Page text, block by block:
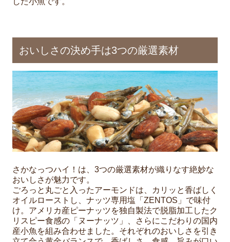
おいしさの決め手は3つの厳選素材
さかなっつハイ！は、3つの厳選素材が織りなす絶妙な
おいしさが魅力です。
ごろっと丸ごと入ったアーモンドは、カリッと香ばしく
オイルローストし、ナッツ専用塩「ZENTOS」で味付
け。アメリカ産ピーナッツを独自製法で脱脂加工したク
リスピー食感の「ヌーナッツ」、さらにこだわりの国内
産小魚を組み合わせました。それぞれのおいしさを引き